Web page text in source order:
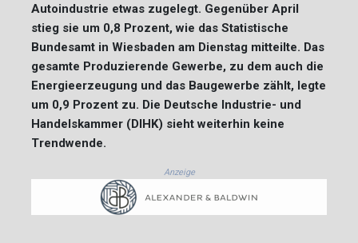
Autoindustrie etwas zugelegt. Gegenüber April
stieg sie um 0,8 Prozent, wie das Statistische
Bundesamt in Wiesbaden am Dienstag mitteilte. Das
gesamte Produzierende Gewerbe, zu dem auch die
Energieerzeugung und das Baugewerbe zählt, legte
um 0,9 Prozent zu. Die Deutsche Industrie- und
Handelskammer (DIHK) sieht weiterhin keine
Trendwende.
Anzeige